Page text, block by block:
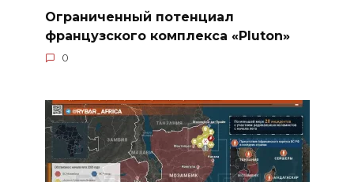
Ограниченный потенциал
французского комплекса «Pluton»
0